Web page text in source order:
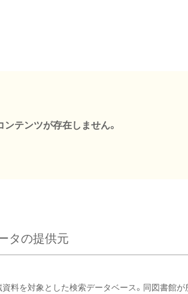
テンツが存在しません。
タの提供元
料を対象とした検索データベース。同図書館が